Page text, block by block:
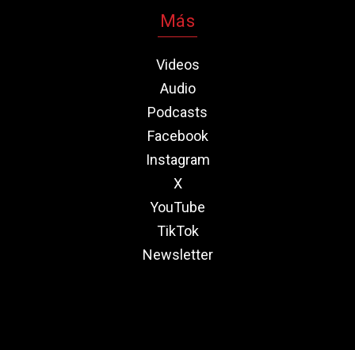
Más
Videos
Audio
Podcasts
Facebook
Instagram
X
YouTube
TikTok
Newsletter